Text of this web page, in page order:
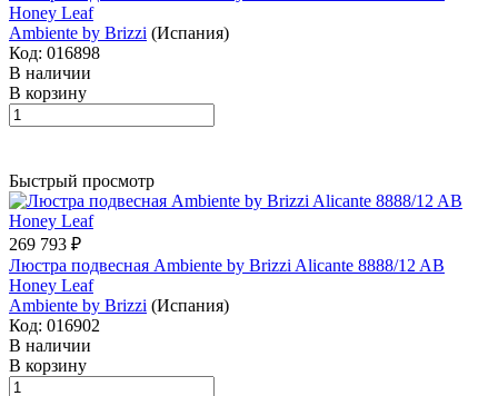
Honey Leaf
Ambiente by Brizzi (Испания)
Код: 016898
В наличии
В корзину
Быстрый просмотр
269 793 ₽
Люстра подвесная Ambiente by Brizzi Alicante 8888/12 AB
Honey Leaf
Ambiente by Brizzi (Испания)
Код: 016902
В наличии
В корзину